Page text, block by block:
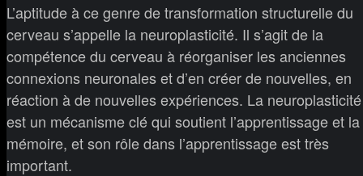
L’aptitude à ce genre de transformation structurelle du
cerveau s’appelle la neuroplasticité. Il s’agit de la
compétence du cerveau à réorganiser les anciennes
connexions neuronales et d’en créer de nouvelles, en
réaction à de nouvelles expériences. La neuroplasticité
est un mécanisme clé qui soutient l’apprentissage et la
mémoire, et son rôle dans l’apprentissage est très
important.